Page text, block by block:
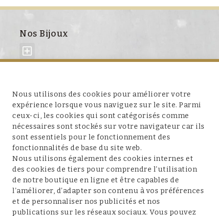
Nos Bijoux
À propos de nous
Service client
Conditions et mentions légales
Nous utilisons des cookies pour améliorer votre
expérience lorsque vous naviguez sur le site. Parmi
ceux-ci, les cookies qui sont catégorisés comme
nécessaires sont stockés sur votre navigateur car ils
sont essentiels pour le fonctionnement des
fonctionnalités de base du site web.
Nous utilisons également des cookies internes et
des cookies de tiers pour comprendre l’utilisation
de notre boutique en ligne et être capables de
l’améliorer, d’adapter son contenu à vos préférences
et de personnaliser nos publicités et nos
publications sur les réseaux sociaux. Vous pouvez